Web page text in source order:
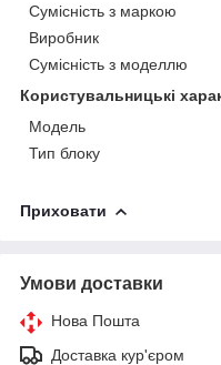
Сумісність з маркою
Виробник
Сумісність з моделлю
Користувальницькі
Модель
Тип блоку
Приховати
Умови доставки
Нова Пошта
Доставка кур'єром